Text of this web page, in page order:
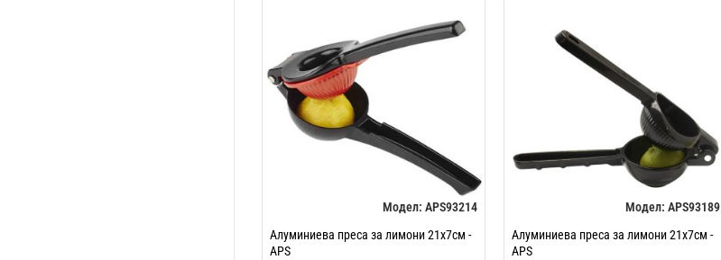
Модел: APS93214
Алуминиева преса за лимони 21х7см -
APS
Модел: APS93189
Алуминиева преса за лимони 21х7см -
APS